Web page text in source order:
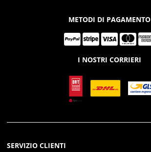
METODI DI PAGAMENTO
I NOSTRI CORRIERI
SERVIZIO CLIENTI